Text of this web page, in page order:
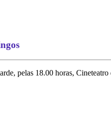
pelas 18.00 horas,